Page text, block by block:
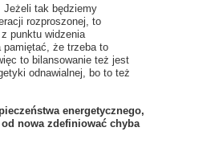
Jeżeli tak będziemy
rozproszonej, to
punktu widzenia
że trzeba to
to bilansowanie też jest
odnawialnej, bo to też
energetycznego,
nowa zdefiniować chyba